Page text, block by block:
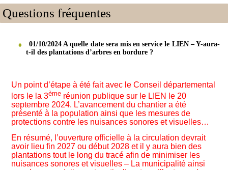
Questions fréquentes
01/10/2024 A quelle date sera mis en service le LIEN – Y-aura-
t-il des plantations d’arbres en bordure ?
Un point d’étape à été fait avec le Conseil départemental
lors le la 3ème réunion publique sur le LIEN le 20
septembre 2024. L’avancement du chantier a été
présenté à la population ainsi que les mesures de
protections contre les nuisances sonores et visuelles…
En résumé, l’ouverture officielle à la circulation devrait
avoir lieu fin 2027 ou début 2028 et il y aura bien des
plantations tout le long du tracé afin de minimiser les
nuisances sonores et visuelles – La municipalité ainsi